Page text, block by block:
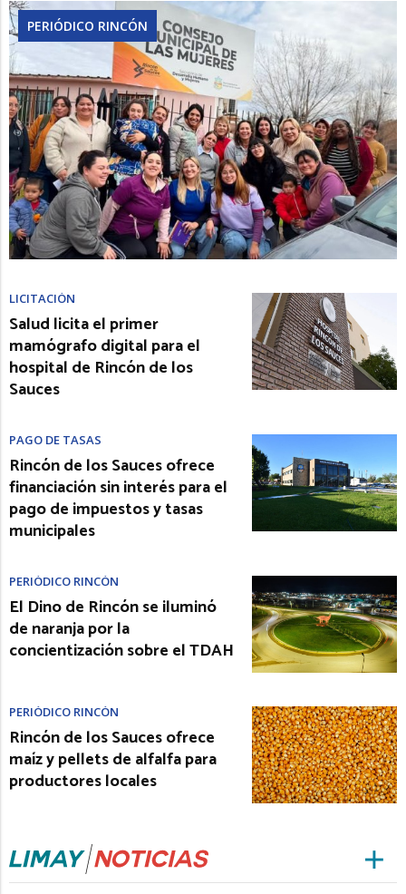
PERIÓDICO RINCÓN
LICITACIÓN
Salud licita el primer
mamógrafo digital para el
hospital de Rincón de los
Sauces
PAGO DE TASAS
Rincón de los Sauces ofrece
financiación sin interés para el
pago de impuestos y tasas
municipales
PERIÓDICO RINCÓN
El Dino de Rincón se iluminó
de naranja por la
concientización sobre el TDAH
PERIÓDICO RINCÓN
Rincón de los Sauces ofrece
maíz y pellets de alfalfa para
productores locales